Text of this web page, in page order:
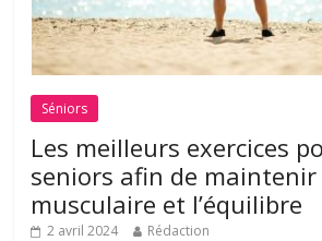
Séniors
Les meilleurs exercices
seniors afin de
musculaire et l’équilibre
2 avril 2024 Rédaction